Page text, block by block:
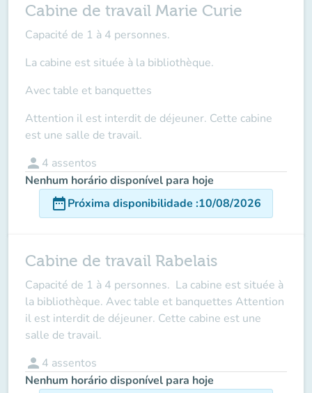
Cabine de travail Marie Curie
Capacité de 1 à 4 personnes.
La cabine est située à la bibliothèque.
Avec table et banquettes
Attention il est interdit de déjeuner. Cette cabine
est une salle de travail.
person 4 assentos
Nenhum horário disponível para hoje
date_rangePróxima disponibilidade :10/08/2026
Cabine de travail Rabelais
Capacité de 1 à 4 personnes. La cabine est située à
la bibliothèque. Avec table et banquettes Attention
il est interdit de déjeuner. Cette cabine est une
salle de travail.
person 4 assentos
Nenhum horário disponível para hoje